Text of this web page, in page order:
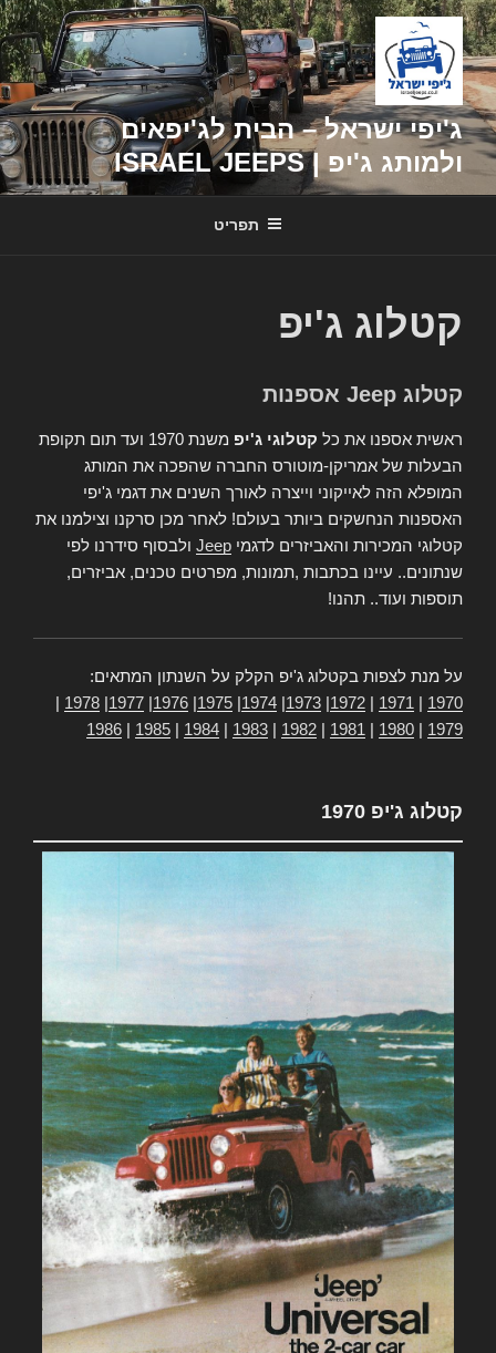
דילוג
לתוכן
ג'יפי ישראל – הבית לג'יפאים
ולמותג ג'יפ | ISRAEL JEEPS
תפריט
קטלוג ג'יפ
קטלוג Jeep אספנות
ראשית אספנו את כל קטלוגי ג'יפ
משנת 1970 ועד תום תקופת
הבעלות של אמריקן-מוטורס החברה שהפכה את המותג
המופלא הזה לאייקוני וייצרה לאורך השנים את דגמי ג'יפי
האספנות הנחשקים ביותר בעולם! לאחר מכן סרקנו וצילמנו את
קטלוגי המכירות והאביזרים לדגמי Jeep ולבסוף סידרנו לפי
שנתונים.. עיינו בכתבות ,תמונות, מפרטים טכנים, אביזרים,
תוספות ועוד.. תהנו!
על מנת לצפות בקטלוג ג'יפ הקלק על השנתון המתאים:
1970
1971
1972
1973
1974
1975
1976
1977
1978
1979
1980
1981
1982
1983
1984
1985
1986
קטלוג ג'יפ 1970